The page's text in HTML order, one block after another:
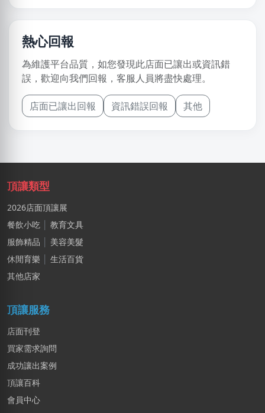
熱心回報
為維護平台品質，如您發現此店面已讓出或資訊錯
誤，歡迎向我們回報，客服人員將盡快處理。
店面已讓出回報 資訊錯誤回報 其他
頂讓類型
2026店面頂讓展
餐飲小吃
教育文具
服飾精品
美容美髮
休閒育樂
生活百貨
其他店家
頂讓服務
店面刊登
買家需求詢問
成功讓出案例
頂讓百科
會員中心